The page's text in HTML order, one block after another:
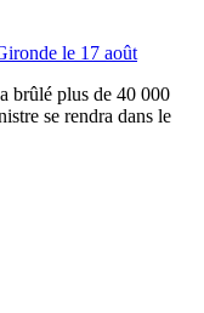
le 17 août
brûlé plus de 40 000
se rendra dans le